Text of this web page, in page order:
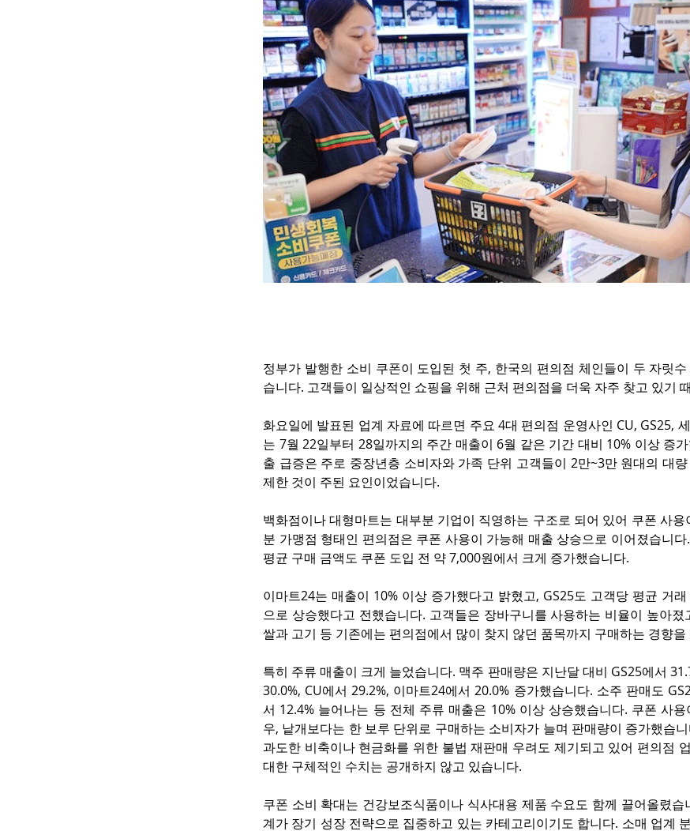
정부가 발행한 소비 쿠폰이 도입된 첫 주, 한국의 편의점 체인들이 두 자릿
습니다. 고객들이 일상적인 쇼핑을 위해 근처 편의점을 더욱 자주 찾고 있기
화요일에 발표된 업계 자료에 따르면 주요 4대 편의점 운영사인 CU, GS25,
는 7월 22일부터 28일까지의 주간 매출이 6월 같은 기간 대비 10% 이상 증
출 급증은 주로 중장년층 소비자와 가족 단위 고객들이 2만~3만 원대의 대
제한 것이 주된 요인이었습니다.
백화점이나 대형마트는 대부분 기업이 직영하는 구조로 되어 있어 쿠폰 사
분 가맹점 형태인 편의점은 쿠폰 사용이 가능해 매출 상승으로 이어졌습니
평균 구매 금액도 쿠폰 도입 전 약 7,000원에서 크게 증가했습니다.
이마트24는 매출이 10% 이상 증가했다고 밝혔고, GS25도 고객당 평균 거
으로 상승했다고 전했습니다. 고객들은 장바구니를 사용하는 비율이 높아졌
쌀과 고기 등 기존에는 편의점에서 많이 찾지 않던 품목까지 구매하는 경향을
특히 주류 매출이 크게 늘었습니다. 맥주 판매량은 지난달 대비 GS25에서
30.0%, CU에서 29.2%, 이마트24에서 20.0% 증가했습니다. 소주 판매도
서 12.4% 늘어나는 등 전체 주류 매출은 10% 이상 상승했습니다. 쿠폰 사
우, 낱개보다는 한 보루 단위로 구매하는 소비자가 늘며 판매량이 증가했습
과도한 비축이나 현금화를 위한 불법 재판매 우려도 제기되고 있어 편의점
대한 구체적인 수치는 공개하지 않고 있습니다.
쿠폰 소비 확대는 건강보조식품이나 식사대용 제품 수요도 함께 끌어올렸습
계가 장기 성장 전략으로 집중하고 있는 카테고리이기도 합니다. 소매 업계